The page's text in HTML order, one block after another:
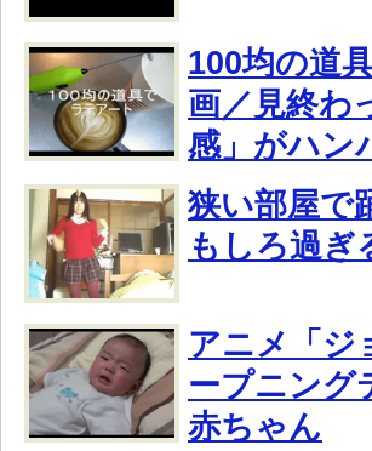
100均の道
画／見終わ
感」がハン
狭い部屋で
もしろ過ぎ
アニメ「ジ
ープニング
赤ちゃん